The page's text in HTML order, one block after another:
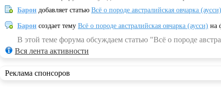
Барон добавляет статью Всё о породе австралийская овчарка (аусси)
Барон создает тему Всё о породе австралийская овчарка (аусси) на
В этой теме форума обсуждаем статью "Всё о породе
Вся лента активности
Реклама спонсоров